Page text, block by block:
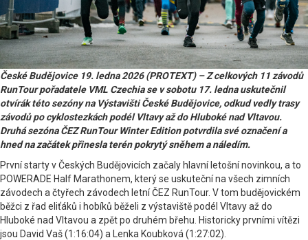
České Budějovice 19. ledna 2026 (PROTEXT) –Z celkových 11 závodů
RunTour pořadatele VML Czechia se v sobotu 17. ledna uskutečnil
otvírák této sezóny na Výstavišti České Budějovice, odkud vedly trasy
závodů po cyklostezkách podél Vltavy až do Hluboké nad Vltavou.
Druhá sezóna ČEZ RunTour Winter Edition potvrdila své označení a
hned na začátek přinesla terén pokrytý sněhem a náledím.
První starty v Českých Budějovicích začaly hlavní letošní novinkou, a to
POWERADE Half Marathonem, který se uskuteční na všech zimních
závodech a čtyřech závodech letní ČEZ RunTour. V tom budějovickém
běžci z řad eliťáků i hobíků běželi z výstaviště podél Vltavy až do
Hluboké nad Vltavou a zpět po druhém břehu. Historicky prvními vítězi
jsou David Vaš (1:16:04) a Lenka Koubková (1:27:02).